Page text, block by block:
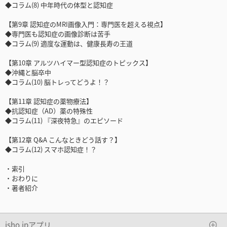
◆コラム(8) 中年時代の体型と認知症
【第9章 認知症のMRI画像入門：専門医を超える視点】
◆専門医も認知症の画像診断は苦手
◆コラム(9) 適度な運動は、健康長寿の王道
【第10章 アルツハイマー型認知症のトピックス】
◆沖縄と脳卒中
◆コラム(10) 脳トレってどうよ！？
【第11章 認知症の薬物療法】
◆抗認知症（AD）薬の特殊性
◆コラム(11) 『深夜特急』のエピソード
【第12章 Q&A こんなときどう話す？】
◆コラム(12) スマホ認知症！？
・索引
・おわりに
・著者紹介
isho.jpアプリ